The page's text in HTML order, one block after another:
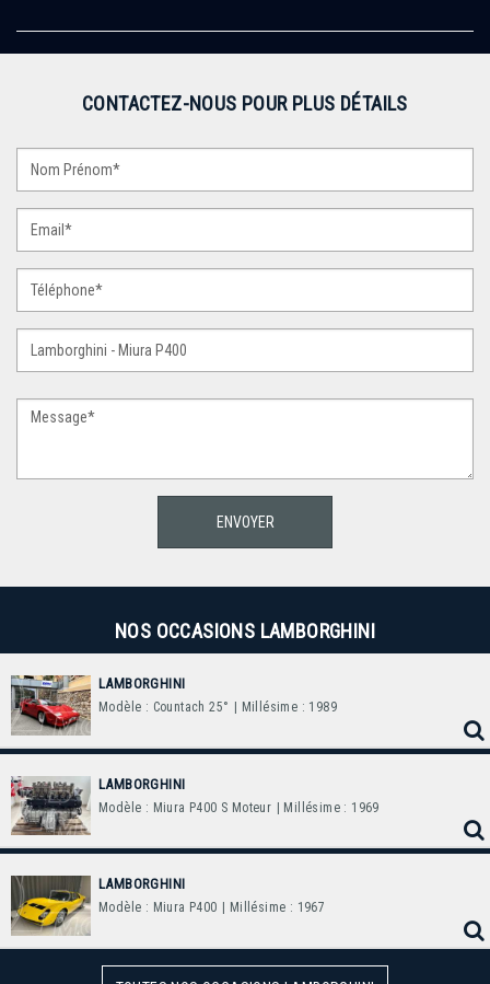
CONTACTEZ-NOUS POUR PLUS DÉTAILS
NOS OCCASIONS LAMBORGHINI
LAMBORGHINI
Modèle : Countach 25° | Millésime : 1989
LAMBORGHINI
Modèle : Miura P400 S Moteur | Millésime : 1969
LAMBORGHINI
Modèle : Miura P400 | Millésime : 1967